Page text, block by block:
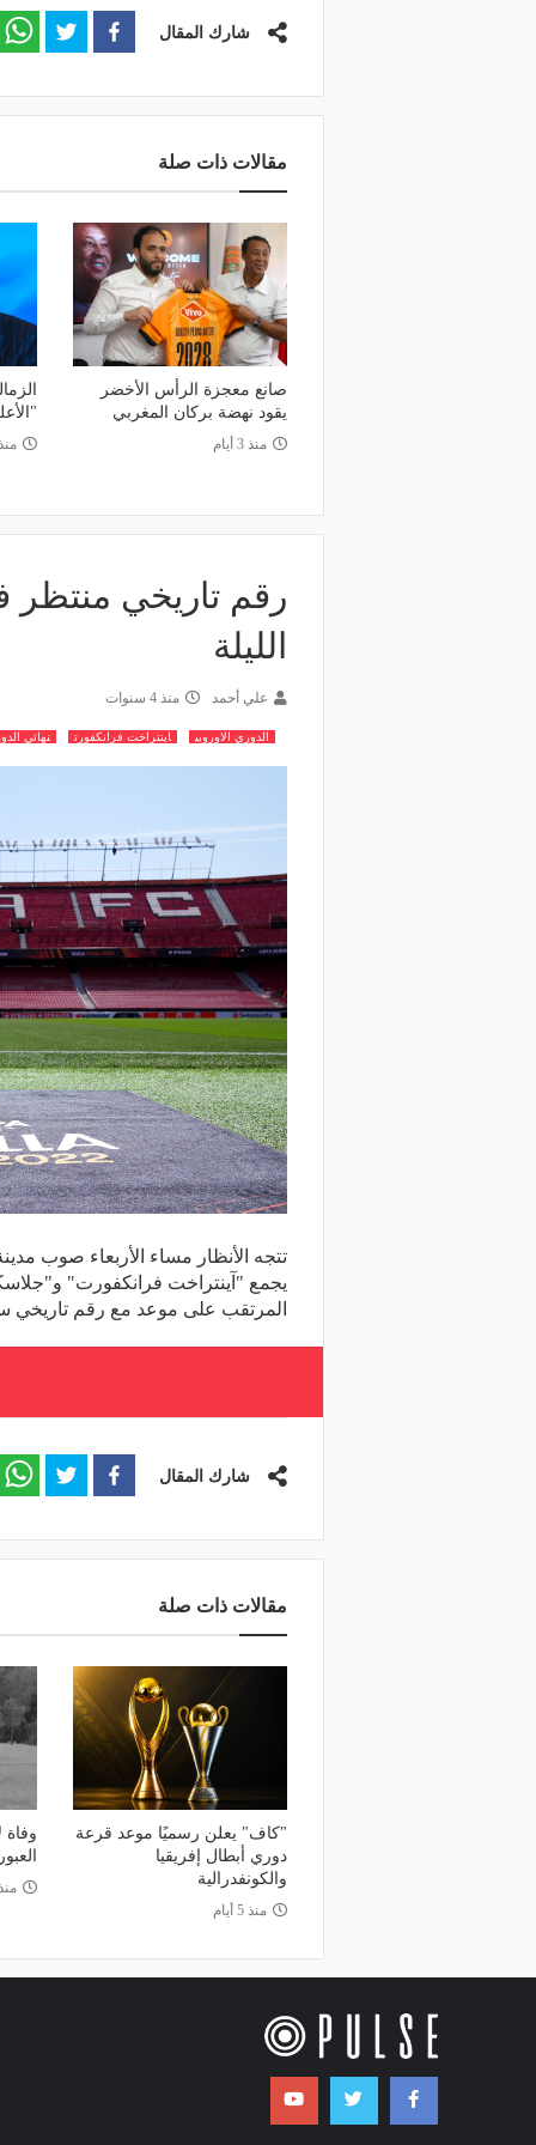
شارك المقال
مقالات ذات صلة
صانع معجزة الرأس الأخضر
يقود نهضة بركان المغربي
منذ 3 أيام
رقم تاريخي منتظر
الليلة
علي أحمد منذ 4 سنوات
الدوري الاوروبي اينتراخت فرانكفورت نهائي
تتجه الأنظار مساء الأربعاء صوب
يجمع "آينتراخت فرانكفورت"
المرتقب على موعد مع رقم تاريخي
شارك المقال
مقالات ذات صلة
"كاف" يعلن رسميًا موعد قرعة
دوري أبطال إفريقيا
والكونفدرالية
منذ 5 أيام
وفاة